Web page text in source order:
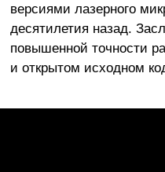
версиями лазерного
десятилетия назад.
повышенной точности
и открытом исходном